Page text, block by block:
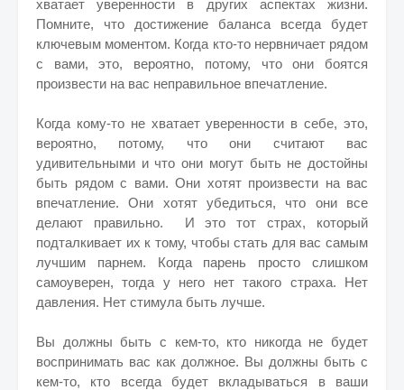
хватает уверенности в других аспектах жизни.
Помните, что достижение баланса всегда будет
ключевым моментом. Когда кто-то нервничает рядом
с вами, это, вероятно, потому, что они боятся
произвести на вас неправильное впечатление.
Когда кому-то не хватает уверенности в себе, это,
вероятно, потому, что они считают вас
удивительными и что они могут быть не достойны
быть рядом с вами. Они хотят произвести на вас
впечатление. Они хотят убедиться, что они все
делают правильно. И это тот страх, который
подталкивает их к тому, чтобы стать для вас самым
лучшим парнем. Когда парень просто слишком
самоуверен, тогда у него нет такого страха. Нет
давления. Нет стимула быть лучше.
Вы должны быть с кем-то, кто никогда не будет
воспринимать вас как должное. Вы должны быть с
кем-то, кто всегда будет вкладываться в ваши